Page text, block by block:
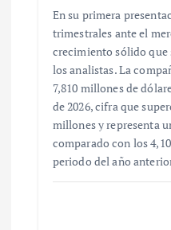
En su primera
trimestrales ante el
crecimiento sólido que
los analistas. La
7,810 millones de
de 2026, cifra que
millones y representa
comparado con los
periodo del año